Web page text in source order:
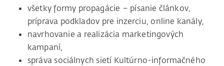
všetky formy propagácie – písanie článkov,
príprava podkladov pre inzerciu, online kanály,
navrhovanie a realizácia marketingových
kampaní,
správa sociálnych sietí Kultúrno-informačného